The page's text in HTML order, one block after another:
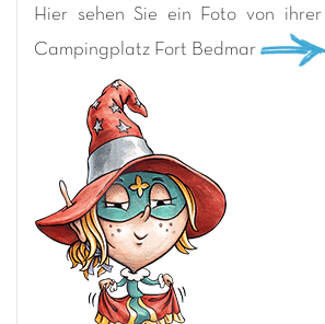
Hier sehen Sie ein Foto von
Campingplatz Fort Bedmar